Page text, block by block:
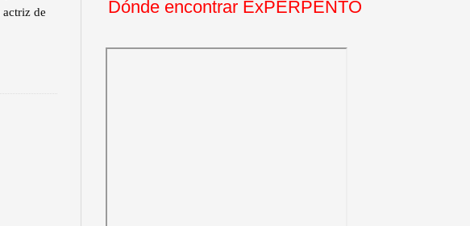
actriz de
Dónde encontrar ExPERPENTO